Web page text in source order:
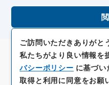
ご訪問いただきありがと
私たちがより良い情報を
バシーポリシー に基づ
取得と利用に同意をお願